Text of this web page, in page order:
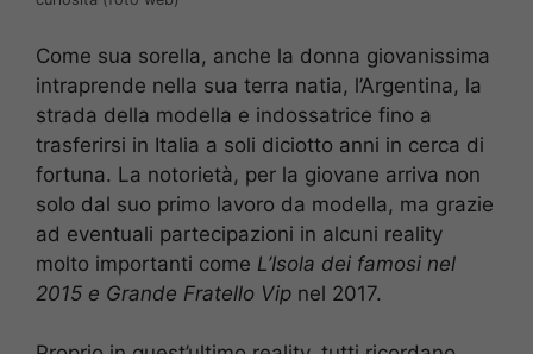
Come sua sorella, anche la donna giovanissima
intraprende nella sua terra natia, l’Argentina, la
strada della modella e indossatrice fino a
trasferirsi in Italia a soli diciotto anni in cerca di
fortuna. La notorietà, per la giovane arriva non
solo dal suo primo lavoro da modella, ma grazie
ad eventuali partecipazioni in alcuni reality
molto importanti come L’Isola dei famosi nel
2015 e Grande Fratello Vip nel 2017.